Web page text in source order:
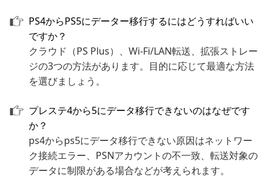
PS4からPS5にデーター移行するにはどうすればいい
ですか？
クラウド（PS Plus）、Wi-Fi/LAN転送、拡張ストレー
ジの3つの方法があります。目的に応じて最適な方法
を選びましょう。
プレステ4から5にデータ移行できないのはなぜです
か？
ps4からps5にデータ移行できない原因はネットワー
ク接続エラー、PSNアカウントの不一致、転送対象の
データに制限がある場合などが考えられます。